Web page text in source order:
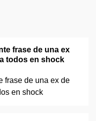
frase de una ex
todos en shock